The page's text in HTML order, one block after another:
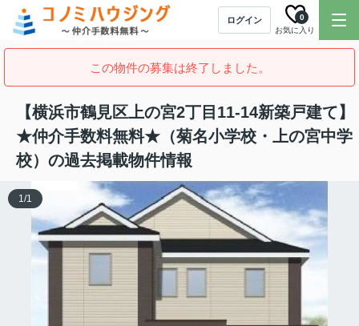
ログイン
お気に入り
0
この物件の募集は終了しました。
【横浜市鶴見区上の宮2丁目11-14新築戸建て】
★仲介手数料無料★（菊名小学校・上の宮中学
校）の過去掲載物件情報
1/1